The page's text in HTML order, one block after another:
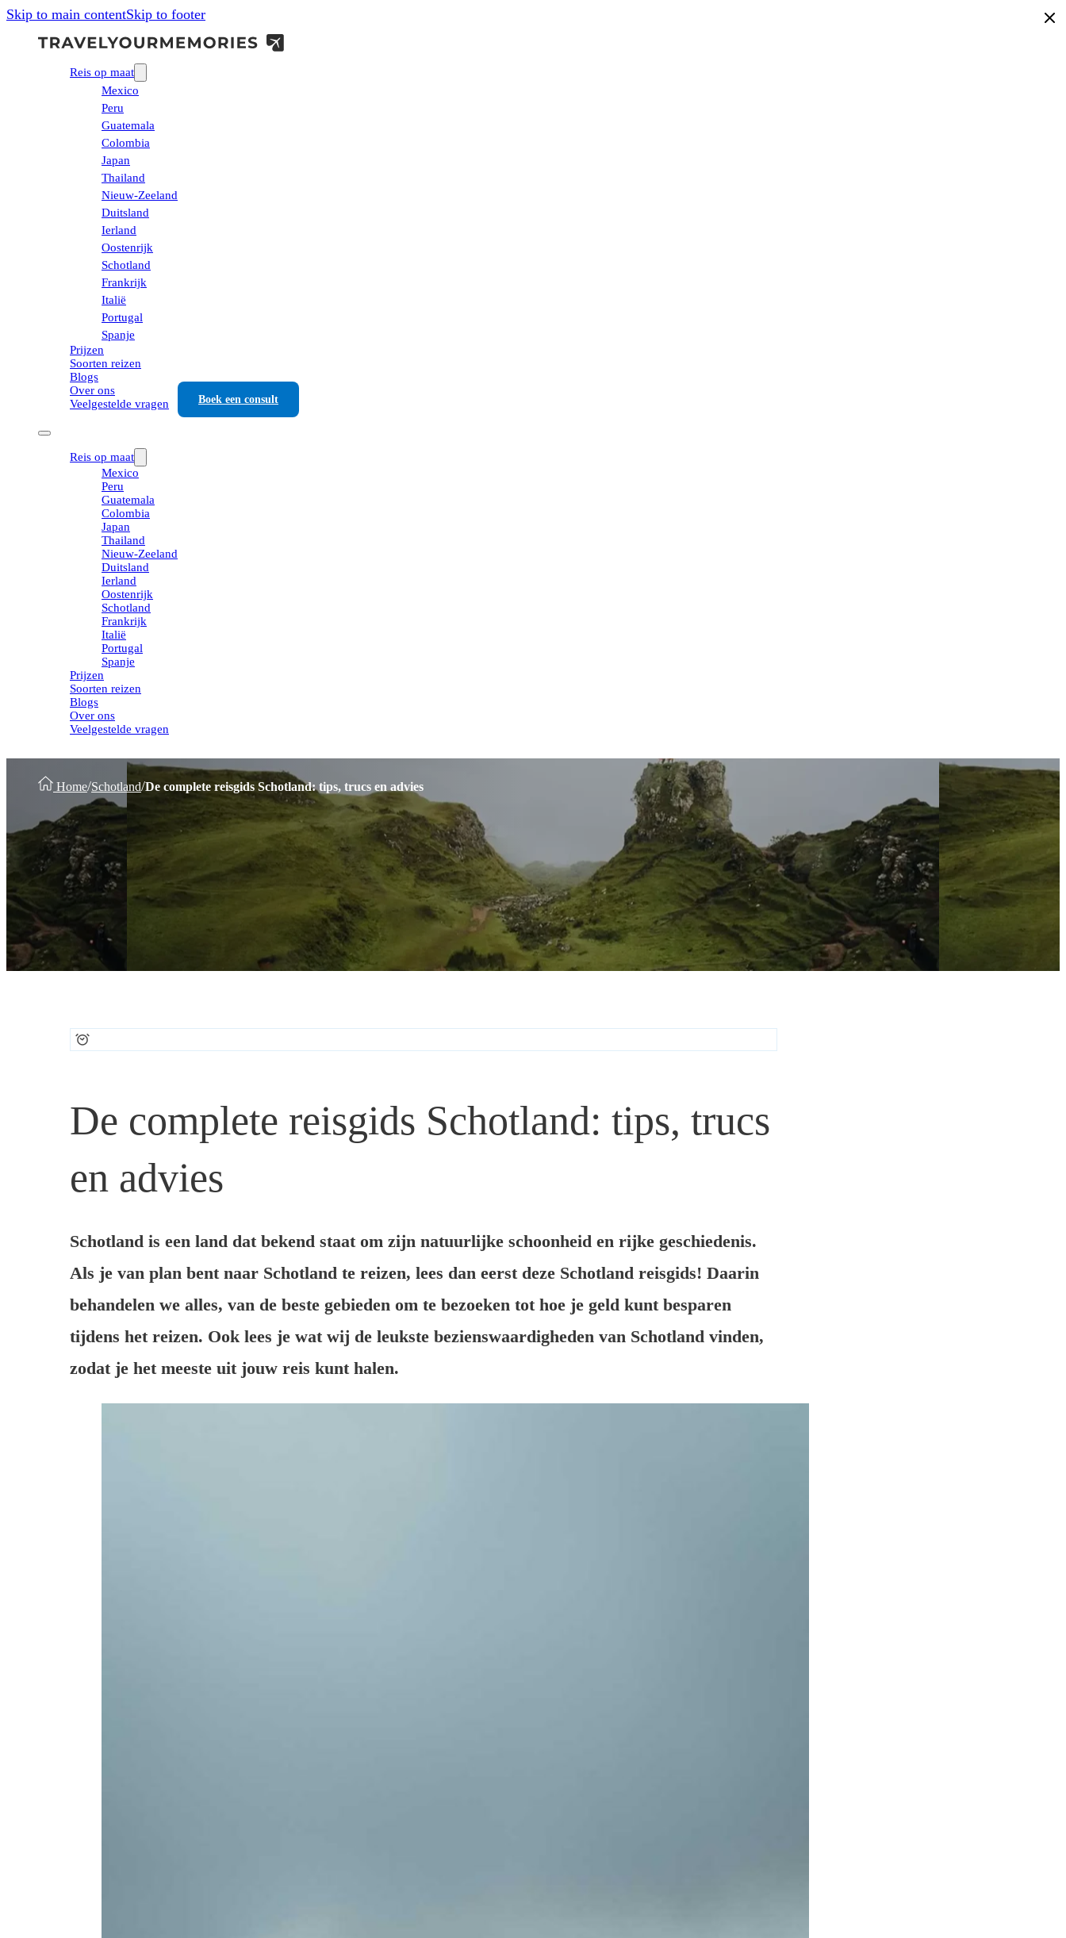
Skip to main contentSkip to footer
Reis op maat
Mexico
Peru
Guatemala
Colombia
Japan
Thailand
Nieuw-Zeeland
Duitsland
Ierland
Oostenrijk
Schotland
Frankrijk
Italië
Portugal
Spanje
Prijzen
Soorten reizen
Blogs
Over ons
Veelgestelde vragen
Reis op maat
Mexico
Peru
Guatemala
Colombia
Japan
Thailand
Nieuw-Zeeland
Duitsland
Ierland
Oostenrijk
Schotland
Frankrijk
Italië
Portugal
Spanje
Prijzen
Soorten reizen
Blogs
Over ons
Veelgestelde vragen
Boek een consult
Home/Schotland/De complete reisgids Schotland: tips, trucs en advies
De complete reisgids Schotland: tips, trucs
en advies
Schotland is een land dat bekend staat om zijn natuurlijke schoonheid en rijke geschiedenis.
Als je van plan bent naar Schotland te reizen, lees dan eerst deze Schotland reisgids! Daarin
behandelen we alles, van de beste gebieden om te bezoeken tot hoe je geld kunt besparen
tijdens het reizen. Ook lees je wat wij de leukste bezienswaardigheden van Schotland vinden,
zodat je het meeste uit jouw reis kunt halen.